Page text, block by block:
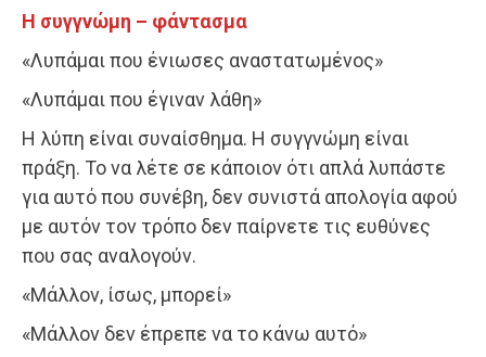
Η συγγνώμη – φάντασμα
«Λυπάμαι που ένιωσες αναστατωμένος»
«Λυπάμαι που έγιναν λάθη»
Η λύπη είναι συναίσθημα. Η συγγνώμη είναι
πράξη. Το να λέτε σε κάποιον ότι απλά λυπάστε
για αυτό που συνέβη, δεν συνιστά απολογία αφού
με αυτόν τον τρόπο δεν παίρνετε τις ευθύνες
που σας αναλογούν.
«Μάλλον, ίσως, μπορεί»
«Μάλλον δεν έπρεπε να το κάνω αυτό»